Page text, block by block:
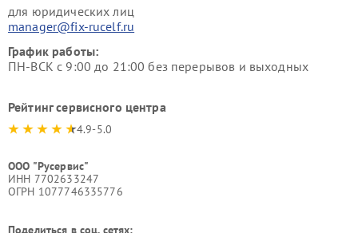
для юридических лиц
manager@fix-rucelf.ru
График работы:
ПН-ВСК с 9:00 до 21:00 без перерывов и выходных
Рейтинг сервисного центра
4.9-5.0
ООО "Русервис"
ИНН 7702633247
ОГРН 1077746335776
Поделиться в соц. сетях: